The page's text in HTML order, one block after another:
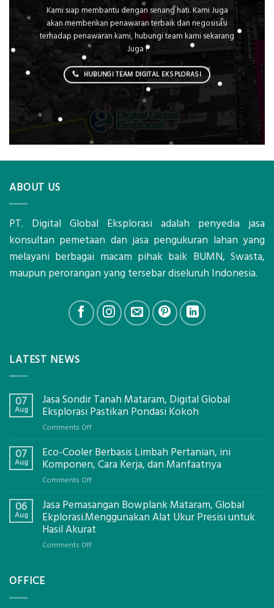
Kami siap membantu dengan senang hati. Kami Juga
akan memberikan penawaran terbaik dan negosisasi
terhadap penawaran kami, hubungi team kami sekarang
Juga !
HUBUNGI TEAM DIGITAL EKSPLORASI
ABOUT US
PT. Digital Global Eksplorasi adalah penyedia jasa
konsultan pemetaan dan jasa pengukuran lahan yang
melayani berbagai macam pihak baik BUMN, Swasta,
maupun perorangan yang tersebar diseluruh Indonesia.
LATEST NEWS
07
Aug
Jasa Sondir Tanah Mataram, Digital Global
Eksplorasi Pastikan Pondasi Kokoh
Comments Offon
Sondir
Tanah
Eksplorasi
Pastikan
Pondasi
Kokoh
07
Aug
Eco-Cooler Berbasis Limbah Pertanian, ini
Komponen, Cara Kerja, dan Manfaatnya
Comments Offon
Cooler
Berbasis
Limbah
06
Aug
Jasa Pemasangan Bowplank Mataram, Global
Ekplorasi.Menggunakan Alat Ukur Presisi untuk
Hasil Akurat
Comments Offon
OFFICE